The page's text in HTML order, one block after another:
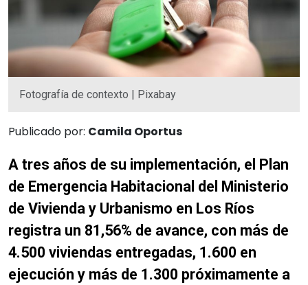
Fotografía de contexto | Pixabay
Publicado por: Camila Oportus
A tres años de su implementación, el Plan
de Emergencia Habitacional del Ministerio
de Vivienda y Urbanismo en Los Ríos
registra un 81,56% de avance, con más de
4.500 viviendas entregadas, 1.600 en
ejecución y más de 1.300 próximamente a